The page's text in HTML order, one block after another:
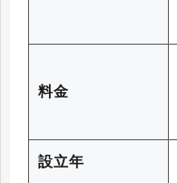
料金
設立年